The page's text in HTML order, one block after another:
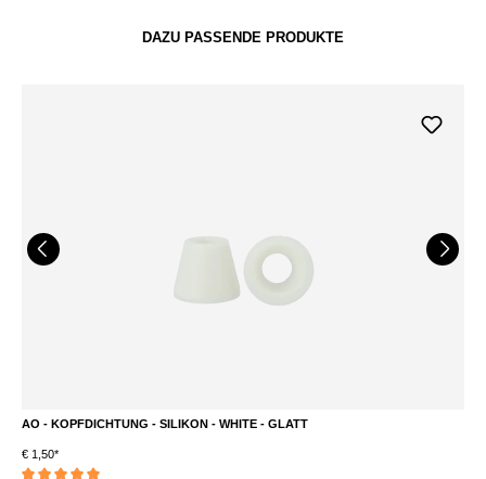
DAZU PASSENDE PRODUKTE
AO - KOPFDICHTUNG - SILIKON - WHITE - GLATT
€ 1,50*